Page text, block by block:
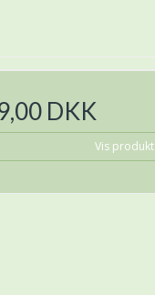
DKK
Vis produkt